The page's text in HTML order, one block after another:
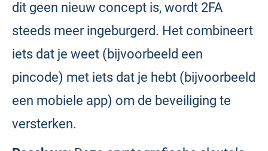
dit geen nieuw concept is, wordt 2FA
steeds meer ingeburgerd. Het combineert
iets dat je weet (bijvoorbeeld een
pincode) met iets dat je hebt (bijvoorbeeld
een mobiele app) om de beveiliging te
versterken.